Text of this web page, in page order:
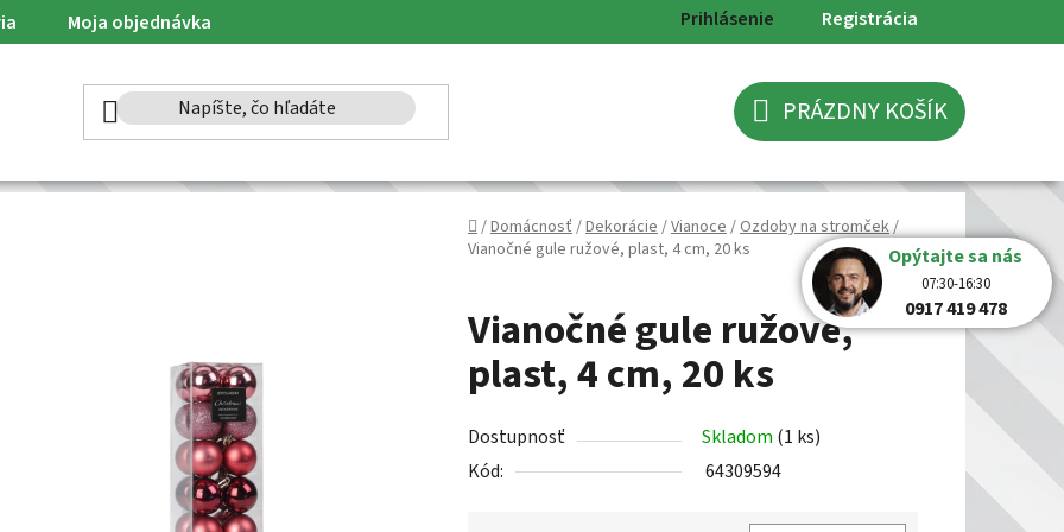
Moja objednávka Prihlásenie Registrácia
NÁKUPNÝ
KOŠÍK
PRÁZDNY KOŠÍK
Domov
/Domácnosť/Dekorácie/Vianoce/Ozdoby na stromček/
Vianočné gule ružové, plast, 4 cm, 20 ks
Vianočné gule ružové,
plast, 4 cm, 20 ks
Dostupnosť Skladom (1 ks)
Kód:
64309594
Opýtajte sa nás
07:30-16:30
0917 419 478